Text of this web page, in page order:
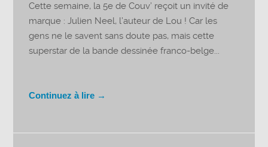
Cette semaine, la 5e de Couv’ reçoit un invité de
marque : Julien Neel, l’auteur de Lou ! Car les
gens ne le savent sans doute pas, mais cette
superstar de la bande dessinée franco-belge...
Continuez à lire →